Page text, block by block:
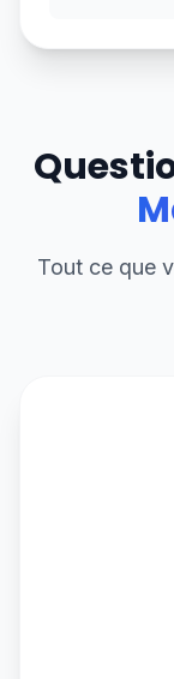
Tout ce que